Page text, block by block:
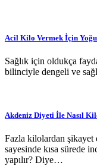
Acil Kilo Vermek İçin
Sağlık için oldukça
bilinciyle dengeli ve
Akdeniz Diyeti İle Nasıl
Fazla kilolardan şikayet
sayesinde kısa sürede
yapılır? Diye…